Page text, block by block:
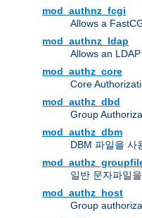
mod_authnz_fcgi
Allows a
mod_authnz_ldap
Allows an
mod_authz_core
Core
mod_authz_dbd
Group
mod_authz_dbm
DBM 파일을 사
일반 문자파일
mod_authz_host
Group